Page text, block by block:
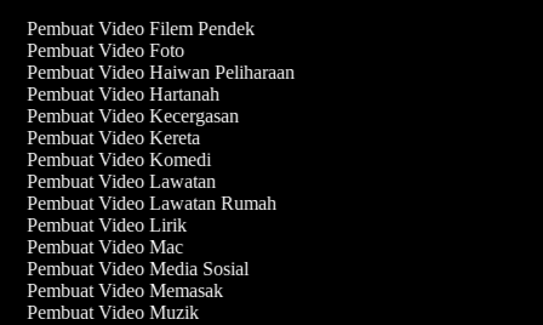
Pembuat Video Filem Pendek
Pembuat Video Foto
Pembuat Video Haiwan Peliharaan
Pembuat Video Hartanah
Pembuat Video Kecergasan
Pembuat Video Kereta
Pembuat Video Komedi
Pembuat Video Lawatan
Pembuat Video Lawatan Rumah
Pembuat Video Lirik
Pembuat Video Mac
Pembuat Video Media Sosial
Pembuat Video Memasak
Pembuat Video Muzik